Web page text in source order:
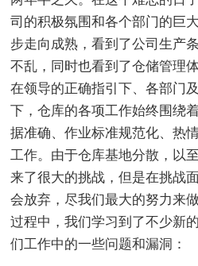
司的积极氛围和各个部门的巨
步走向成熟，看到了公司生产
不乱，同时也看到了仓储管理
在领导的正确指引下、各部门
下，仓库的各项工作始终围绕
据准确、作业标准规范化、热
工作。由于仓库基地分散，以
来了很大的挑战，但是在挑战
会放弃，尽我们最大的努力来
过程中，我们学习到了不少新
们工作中的一些问题和漏洞：